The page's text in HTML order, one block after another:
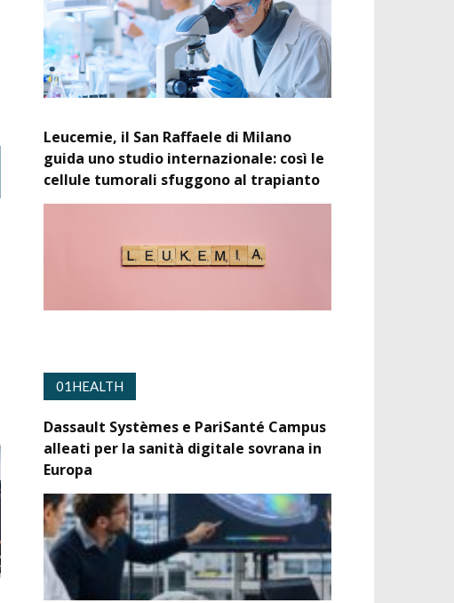
Leucemie, il San Raffaele di Milano
guida uno studio internazionale: così le
cellule tumorali sfuggono al trapianto
01HEALTH
Dassault Systèmes e PariSanté Campus
alleati per la sanità digitale sovrana in
Europa